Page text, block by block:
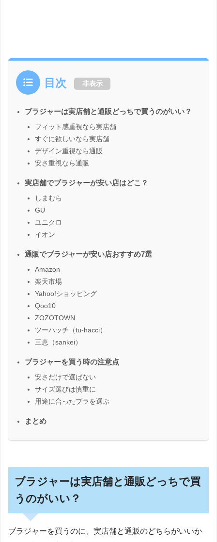
目次 非表示
ブラジャーは実店舗と通販どっちで買うのがいい？
フィット感重視なら実店舗
すぐに欲しいなら実店舗
デザイン重視なら通販
安さ重視なら通販
実店舗でブラジャーが安い店はどこ？
しまむら
GU
ユニクロ
イオン
通販でブラジャーが安い店おすすめ7選
Amazon
楽天市場
Yahoo!ショッピング
Qoo10
ZOZOTOWN
ツーハッチ（tu-hacci）
三恵（sankei）
ブラジャーを買う時の注意点
安さだけで選ばない
サイズ選びは慎重に
用途に合ったブラを選ぶ
まとめ
ブラジャーは実店舗と通販どっちで買
うのがいい？
ブラジャーを買うのに、実店舗と通販のどちらがいいか